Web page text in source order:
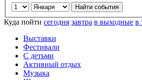
Куда пойти сегодня завтра в выходные в
Выставки
Фестивали
С детьми
Активный отдых
Музыка